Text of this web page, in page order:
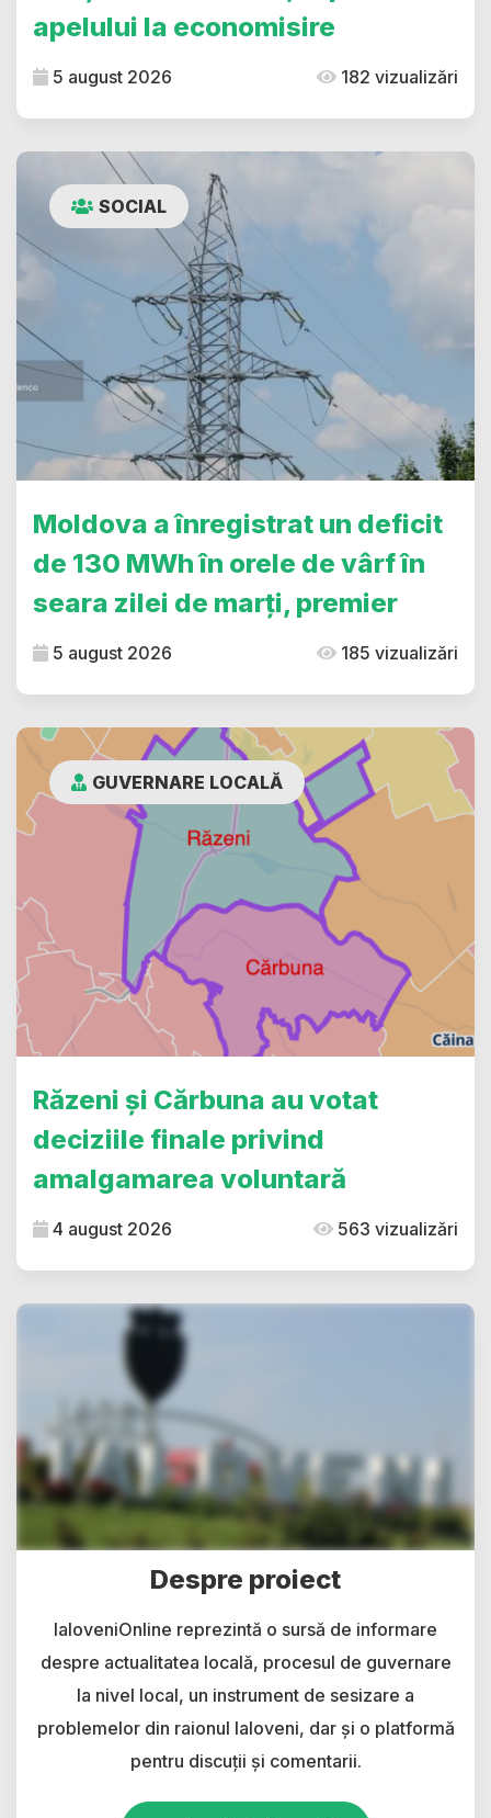
apelului la economisire
5 august 2026 182 vizualizări
SOCIAL
Moldova a înregistrat un deficit
de 130 MWh în orele de vârf în
seara zilei de marți, premier
5 august 2026 185 vizualizări
GUVERNARE LOCALĂ
Răzeni și Cărbuna au votat
deciziile finale privind
amalgamarea voluntară
4 august 2026 563 vizualizări
Despre proiect
IaloveniOnline reprezintă o sursă de informare
despre actualitatea locală, procesul de guvernare
la nivel local, un instrument de sesizare a
problemelor din raionul Ialoveni, dar și o platformă
pentru discuții și comentarii.